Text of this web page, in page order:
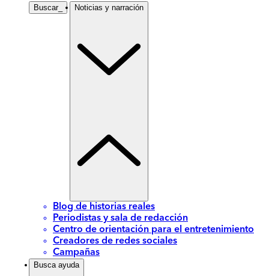
Buscar_ Noticias y narración
Blog de historias reales
Periodistas y sala de redacción
Centro de orientación para el entretenimiento
Creadores de redes sociales
Campañas
Busca ayuda